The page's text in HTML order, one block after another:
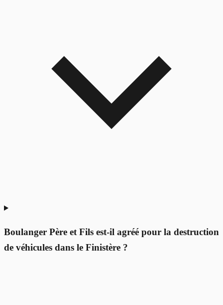
Boulanger Père et Fils est-il agréé pour la destruction
de véhicules dans le Finistère ?